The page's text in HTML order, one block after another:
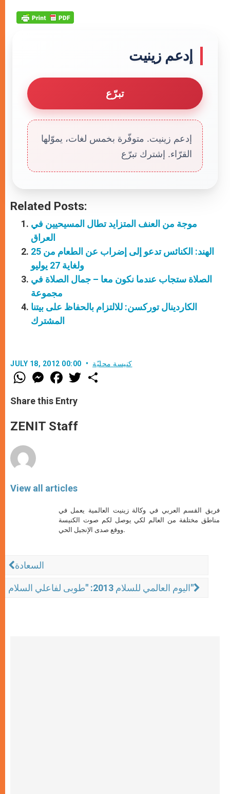
إدعم زينيت
تبرّع
إدعم زينيت. متوفّرة بخمس لغات، يموّلها
القرّاء. إشترك تبرّع
Related Posts:
موجة من العنف المتزايد تطال المسيحيين في
العراق
الهند: الكنائس تدعو إلى إضراب عن الطعام من 25
ولغاية 27 يوليو
الصلاة ستجاب عندما نكون معا – جمال الصلاة في
مجموعة
الكاردينال توركسن: للالتزام بالحفاظ على بيتنا
المشترك
JULY 18, 2012 00:00 كنيسة محليّة
W
h
t
s
p
p
M
e
s
e
g
e
F
a
e
b
o
k
w
Share this Entry
ZENIT Staff
View all articles
فريق القسم العربي في وكالة زينيت العالمية يعمل في
مناطق مختلفة من العالم لكي يوصل لكم صوت الكنيسة
ووقع صدى الإنجيل الحي.
السعادة
اليوم العالمي للسلام 2013: "طوبى لفاعلي السلام"